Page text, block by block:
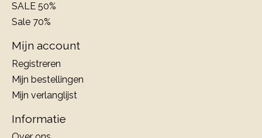
SALE 50%
Sale 70%
Mijn account
Registreren
Mijn bestellingen
Mijn verlanglijst
Informatie